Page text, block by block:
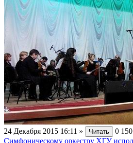
24 Декабря 2015 16:11 » Читать 0
Симфоническому оркестру ХГУ